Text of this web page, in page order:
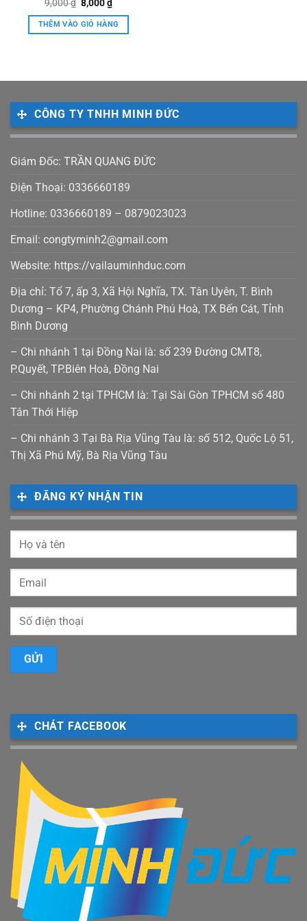
Được xếp
hạng5.00
5 sao
9,000₫ Giá
gốc
là:
9,000 ₫.
8,000₫Giá
hiện
tại
là:
8,000 ₫.
THÊM VÀO GIỎ HÀNG
CÔNG TY TNHH MINH ĐỨC
Giám Đốc: TRẦN QUANG ĐỨC
Điện Thoại: 0336660189
Hotline: 0336660189 – 0879023023
Email: congtyminh2@gmail.com
Website: https://vailauminhduc.com
Địa chỉ: Tổ 7, ấp 3, Xã Hội Nghĩa, TX. Tân Uyên, T. Bình
Dương – KP4, Phường Chánh Phú Hoà, TX Bến Cát, Tỉnh
Bình Dương
– Chi nhánh 1 tại Đồng Nai là: số 239 Đường CMT8,
P.Quyết, TP.Biên Hoà, Đồng Nai
– Chi nhánh 2 tại TPHCM là: Tại Sài Gòn TPHCM số 480
Tân Thới Hiệp
– Chi nhánh 3 Tại Bà Rịa Vũng Tàu là: số 512, Quốc Lộ 51,
Thị Xã Phú Mỹ, Bà Rịa Vũng Tàu
ĐĂNG KÝ NHẬN TIN
CHÁT FACEBOOK